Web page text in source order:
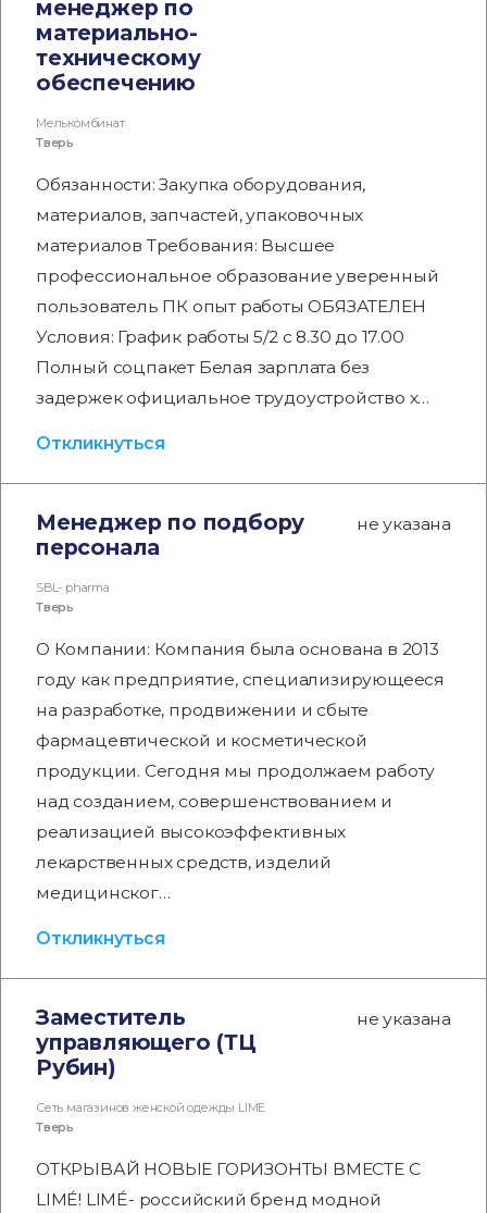
менеджер по
материально-
техническому
обеспечению
Мелькомбинат
Тверь
Обязанности: Закупка оборудования,
материалов, запчастей, упаковочных
материалов Требования: Высшее
профессиональное образование уверенный
пользователь ПК опыт работы ОБЯЗАТЕЛЕН
Условия: График работы 5/2 с 8.30 до 17.00
Полный соцпакет Белая зарплата без
задержек официальное трудоустройство х…
Откликнуться
Менеджер по подбору
персонала
не указана
SBL- pharma
Тверь
О Компании: Компания была основана в 2013
году как предприятие, специализирующееся
на разработке, продвижении и сбыте
фармацевтической и косметической
продукции. Сегодня мы продолжаем работу
над созданием, совершенствованием и
реализацией высокоэффективных
лекарственных средств, изделий
медицинског…
Откликнуться
Заместитель
управляющего (ТЦ
Рубин)
не указана
Сеть магазинов женской одежды LIME
Тверь
ОТКРЫВАЙ НОВЫЕ ГОРИЗОНТЫ ВМЕСТЕ С
LIMÉ! LIMÉ- российский бренд модной